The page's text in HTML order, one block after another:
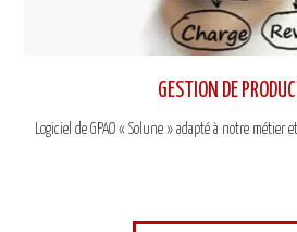
GESTION DE
Logiciel de GPAO « Solune » adapté à notre